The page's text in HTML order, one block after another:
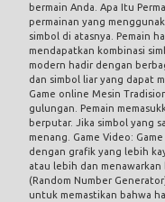
bermain Anda. Apa Itu
permainan yang
simbol di atasnya. Pemain
mendapatkan kombinasi
modern hadir dengan
dan simbol liar yang dapat
Game online Mesin
gulungan. Pemain
berputar. Jika simbol yang
menang. Game Video:
dengan grafik yang lebih
atau lebih dan menawarkan
(Random Number
untuk memastikan bahwa